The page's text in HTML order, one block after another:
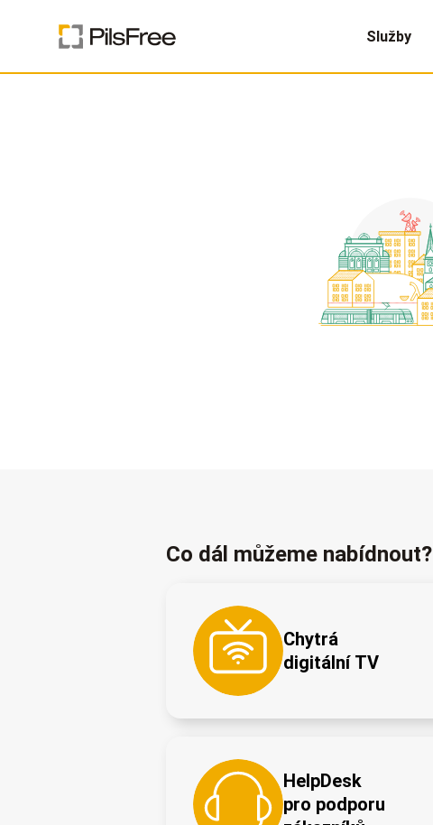
Služby
Co dál můžeme nabídnout?
Chytrá
digitální TV
HelpDesk
pro podporu